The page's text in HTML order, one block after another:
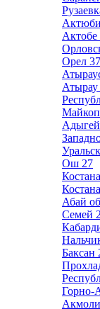
Актобе
Орел 37
Атырау
Майкоп
Уральск
Ош 27
Абай
Семей
Баксан
Горно-